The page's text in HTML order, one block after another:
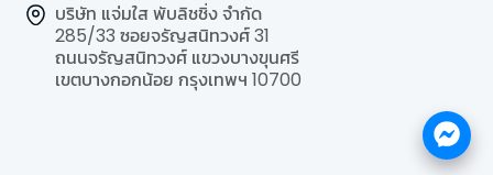
บริษัท แจ่มใส พับลิชชิ่ง จำกัด
285/33 ซอยจรัญสนิทวงศ์ 31
ถนนจรัญสนิทวงศ์ แขวงบางขุนศรี
เขตบางกอกน้อย กรุงเทพฯ 10700